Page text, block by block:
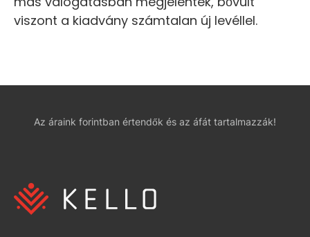
viszont a kiadvány számtalan új levéllel.
Az áraink forintban értendők és az áfát tartalmazzák!